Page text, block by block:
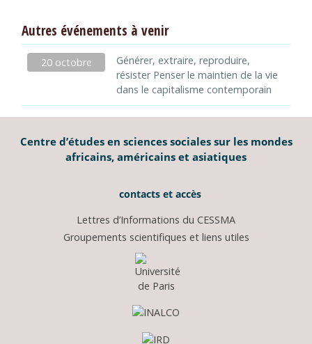
Autres événements à venir
20 octobre
Générer, extraire, reproduire,
résister Penser le maintien de la vie
dans le capitalisme contemporain
Centre d’études en sciences sociales sur les mondes
africains, américains et asiatiques
contacts et accès
Lettres d’Informations du CESSMA
Groupements scientifiques et liens utiles